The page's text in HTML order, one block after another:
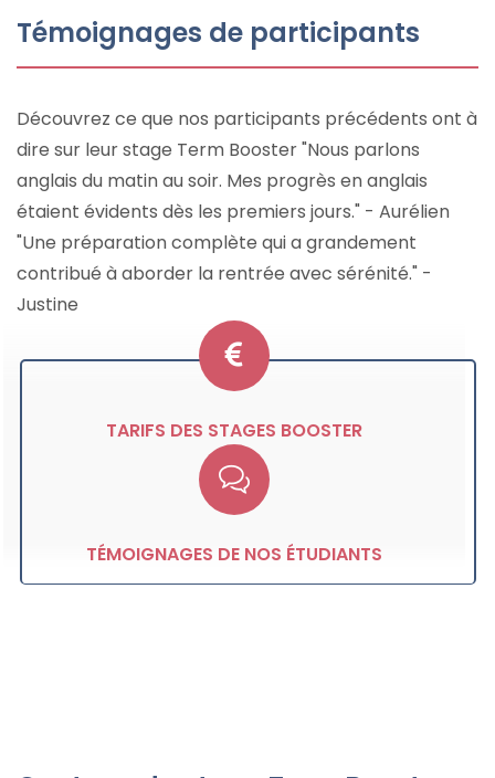
Témoignages de participants
Découvrez ce que nos participants précédents ont à
dire sur leur stage Term Booster "Nous parlons
anglais du matin au soir. Mes progrès en anglais
étaient évidents dès les premiers jours." - Aurélien
"Une préparation complète qui a grandement
contribué à aborder la rentrée avec sérénité." -
Justine
TARIFS DES STAGES BOOSTER
TÉMOIGNAGES DE NOS ÉTUDIANTS